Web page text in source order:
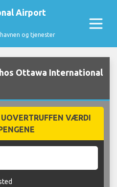
Airport
og tjenester
Ottawa International
VÆRDI